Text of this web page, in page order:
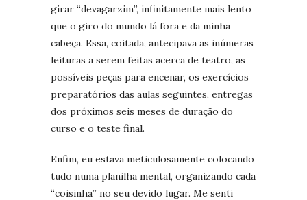
girar “devagarzim”, infinitamente mais lento
que o giro do mundo lá fora e da minha
cabeça. Essa, coitada, antecipava as inúmeras
leituras a serem feitas acerca de teatro, as
possíveis peças para encenar, os exercícios
preparatórios das aulas seguintes, entregas
dos próximos seis meses de duração do
curso e o teste final.
Enfim, eu estava meticulosamente colocando
tudo numa planilha mental, organizando cada
“coisinha” no seu devido lugar. Me senti